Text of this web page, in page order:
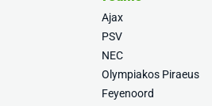
Ajax
PSV
NEC
Olympiakos Piraeus
Feyenoord